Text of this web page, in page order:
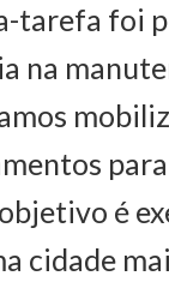
tarefa foi
na
é
cidade